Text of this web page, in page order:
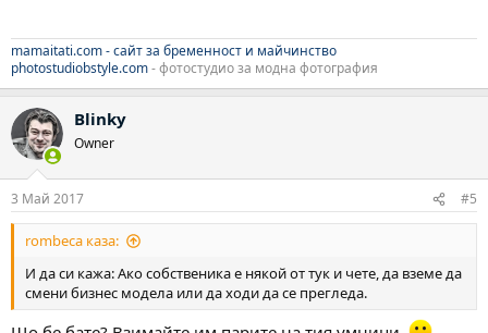
mamaitati.com - сайт за бременност и майчинство
photostudiobstyle.com- фотостудио за модна фотография
Blinky
Owner
3 Май 2017 #5
rombeca каза:
И да си кажа: Ако собственика е някой от тук и чете, да вземе да
смени бизнес модела или да ходи да се прегледа.